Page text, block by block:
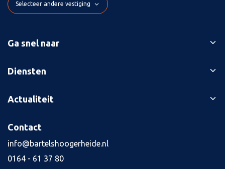
Selecteer andere vestiging
Ga snel naar
Ons verhaal
Succesverhalen
Diensten
Bedrijfsopvolging
Boekhouding
Kredietaanvraag
Jaarrekening
Actualiteit
Blog
Kennisbank
Vacatures
4
Contact
info@bartelshoogerheide.nl
0164 - 61 37 80